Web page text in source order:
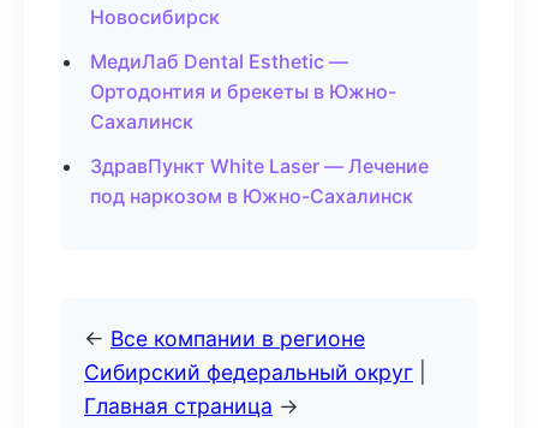
Новосибирск
МедиЛаб Dental Esthetic —
Ортодонтия и брекеты в Южно-
Сахалинск
ЗдравПункт White Laser — Лечение
под наркозом в Южно-Сахалинск
← Все компании в регионе
Сибирский федеральный округ
Главная страница →